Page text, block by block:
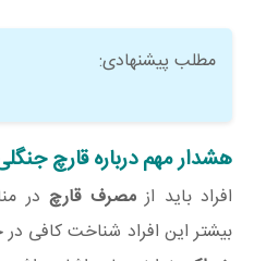
مطلب پیشنهادی:
هشدار مهم درباره قارچ
افراد باید ازمصرف قارچ در
بیشتر این افراد شناخت کافی